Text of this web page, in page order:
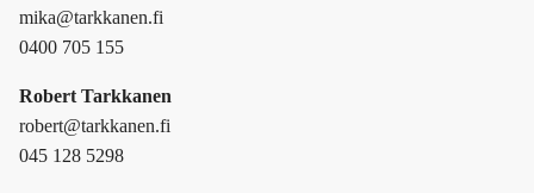
mika@tarkkanen.fi
0400 705 155
Robert Tarkkanen
robert@tarkkanen.fi
045 128 5298